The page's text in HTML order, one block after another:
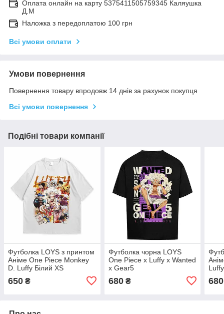
Оплата онлайн на карту 5375411505759345 Каляушка
Д.М
Наложка з передоплатою 100 грн
Всі умови оплати
Умови повернення
Повернення товару впродовж 14 днів за рахунок покупця
Всі умови повернення
Подібні товари компанії
Футболка LOYS з принтом
Аніме One Piece Monkey
D. Luffy Білий XS
650 ₴
Футболка чорна LOYS
One Piece x Luffy x Wanted
x Gear5
680₴ 680